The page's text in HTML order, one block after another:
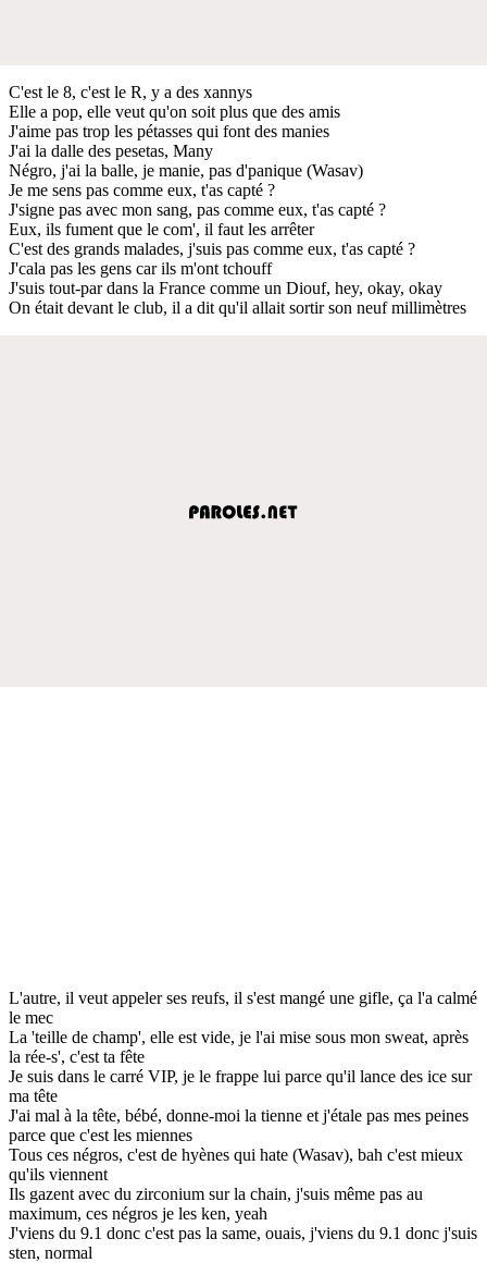
C'est le 8, c'est le R, y a des xannys
Elle a pop, elle veut qu'on soit plus que des amis
J'aime pas trop les pétasses qui font des manies
J'ai la dalle des pesetas, Many
Négro, j'ai la balle, je manie, pas d'panique (Wasav)
Je me sens pas comme eux, t'as capté ?
J'signe pas avec mon sang, pas comme eux, t'as capté ?
Eux, ils fument que le com', il faut les arrêter
C'est des grands malades, j'suis pas comme eux, t'as capté ?
J'cala pas les gens car ils m'ont tchouff
J'suis tout-par dans la France comme un Diouf, hey, okay, okay
On était devant le club, il a dit qu'il allait sortir son neuf millimètres
L'autre, il veut appeler ses reufs, il s'est mangé une gifle, ça l'a calmé
le mec
La 'teille de champ', elle est vide, je l'ai mise sous mon sweat, après
la rée-s', c'est ta fête
Je suis dans le carré VIP, je le frappe lui parce qu'il lance des ice sur
ma tête
J'ai mal à la tête, bébé, donne-moi la tienne et j'étale pas mes peines
parce que c'est les miennes
Tous ces négros, c'est de hyènes qui hate (Wasav), bah c'est mieux
qu'ils viennent
Ils gazent avec du zirconium sur la chain, j'suis même pas au
maximum, ces négros je les ken, yeah
J'viens du 9.1 donc c'est pas la same, ouais, j'viens du 9.1 donc j'suis
sten, normal